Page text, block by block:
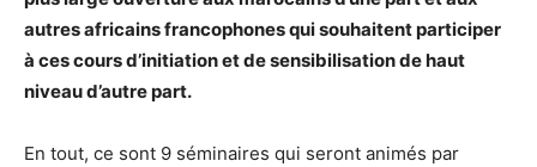
autres africains francophones qui souhaitent participer
à ces cours d’initiation et de sensibilisation de haut
niveau d’autre part.
En tout, ce sont 9 séminaires qui seront animés par